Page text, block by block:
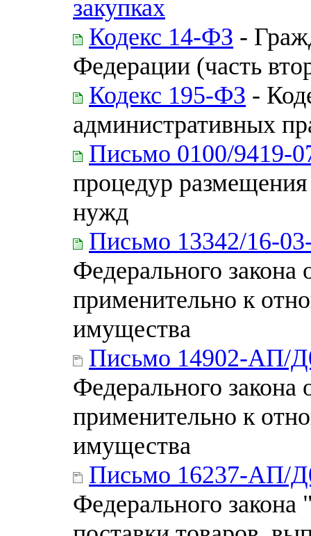
закупках
Кодекс 14-ФЗ -
Федерации (часть
Кодекс 195-ФЗ -
административных
Письмо 0100/9419-
процедур размещения
нужд
Письмо 13342/16-
Федерального
применительно к
имущества
Письмо 14902-АП/
Федерального
применительно к
имущества
Письмо 16237-АП/
Федерального